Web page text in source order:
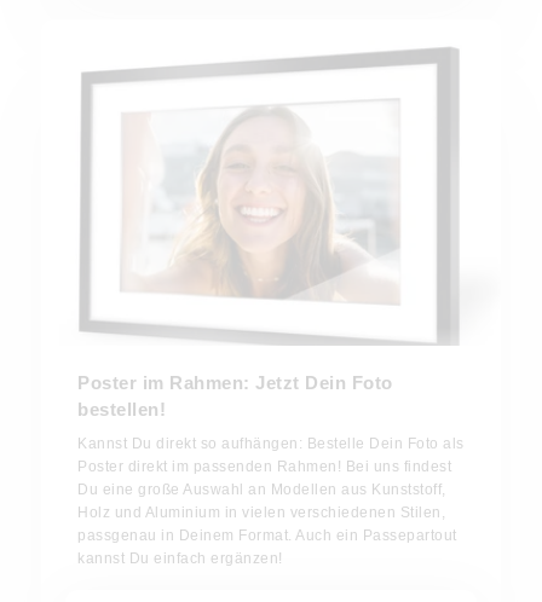
Poster im Rahmen: Jetzt Dein Foto
bestellen!
Kannst Du direkt so aufhängen: Bestelle Dein Foto als
Poster direkt im passenden Rahmen! Bei uns findest
Du eine große Auswahl an Modellen aus Kunststoff,
Holz und Aluminium in vielen verschiedenen Stilen,
passgenau in Deinem Format. Auch ein Passepartout
kannst Du einfach ergänzen!